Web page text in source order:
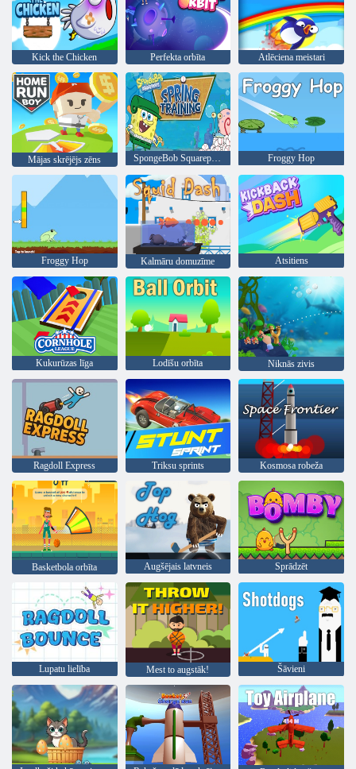
Kick the Chicken Perfekta orbīta Atlēciena meistari
Mājas skrējējs zēns SpongeBob Squarepants pavasara apmācība Froggy Hop
Froggy Hop Kalmāru domuzīme Atsitiens
Kukurūzas līga Lodīšu orbīta Niknās zivis
Ragdoll Express Triksu sprints Kosmosa robeža
Basketbola orbīta Augšējais latvneis Sprādzēt
Lupatu lielība Mest to augstāk! Šāvieni